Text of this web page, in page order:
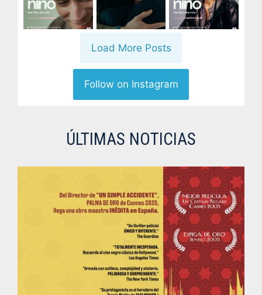
Load More Posts
Follow on Instagram
ÚLTIMAS NOTICIAS